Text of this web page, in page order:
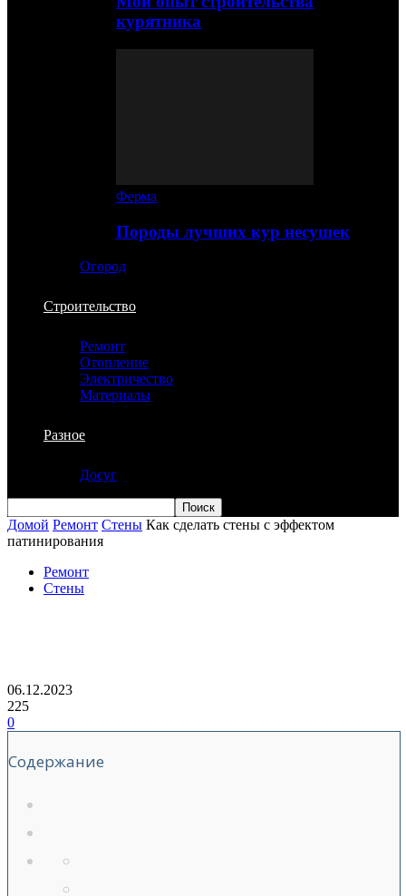
курятника
Ферма
Породы лучших кур несушек
Огород
Строительство
Ремонт
Отопление
Электричество
Материалы
Разное
Досуг
Домой Ремонт Стены Как сделать стены с эффектом
патинирования
Ремонт
Стены
06.12.2023
225
0
Содержание